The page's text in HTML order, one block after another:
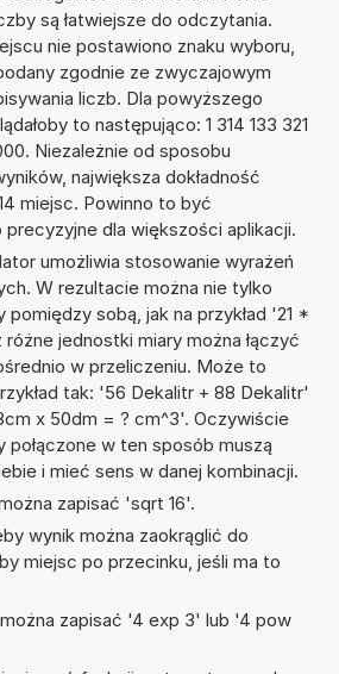
są łatwiejsze do odczytania.
nie postawiono znaku wyboru,
zgodnie ze zwyczajowym
liczb. Dla powyższego
to następująco: 1 314 133 321
Niezależnie od sposobu
największa dokładność
miejsc. Powinno to być
dla większości aplikacji.
umożliwia stosowanie wyrażeń
W rezultacie można nie tylko
sobą, jak na przykład '21 *
jednostki miary można łączyć
w przeliczeniu. Może to
tak: '56 Dekalitr + 88 Dekalitr'
x 50dm = ? cm^3'. Oczywiście
połączone w ten sposób muszą
i mieć sens w danej kombinacji.
zapisać 'sqrt 16'.
wynik można zaokrąglić do
miejsc po przecinku, jeśli ma to
zapisać '4 exp 3' lub '4 pow